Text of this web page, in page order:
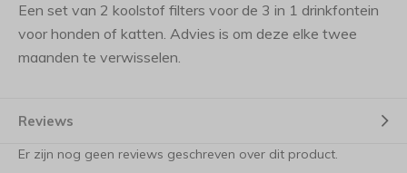
Een set van 2 koolstof filters voor de 3 in 1 drinkfontein
voor honden of katten. Advies is om deze elke twee
maanden te verwisselen.
Reviews
Er zijn nog geen reviews geschreven over dit product.